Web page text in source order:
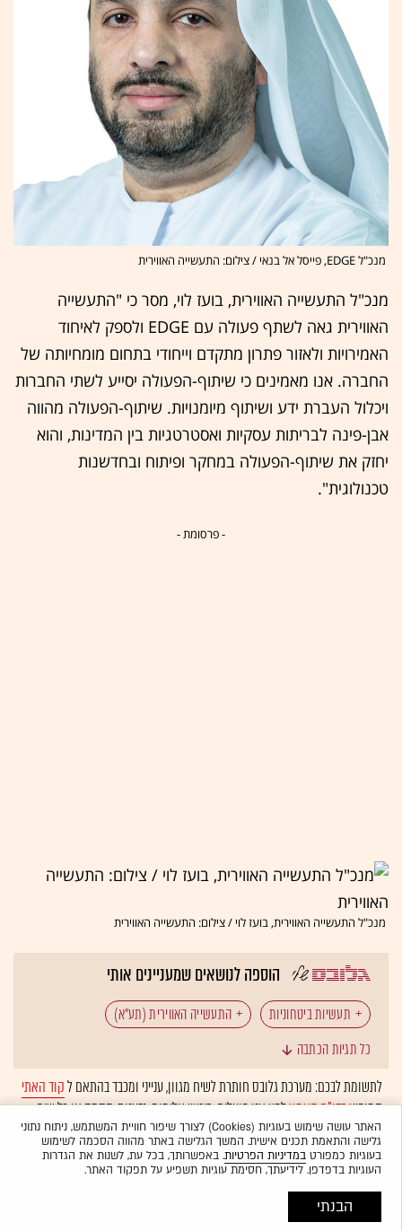
מנכ"ל EDGE, פייסל אל בנאי / צילום: התעשייה האווירית
מנכ"ל התעשייה האווירית, בועז לוי, מסר כי "התעשייה
האווירית גאה לשתף פעולה עם EDGE ולספק לאיחוד
האמירויות ולאזור פתרון מתקדם וייחודי בתחום מומחיותה של
החברה. אנו מאמינים כי שיתוף-הפעולה יסייע לשתי החברות
ויכלול העברת ידע ושיתוף מיומנויות. שיתוף-הפעולה מהווה
אבן-פינה לבריתות עסקיות ואסטרטגיות בין המדינות, והוא
יחזק את שיתוף-הפעולה במחקר ופיתוח ובחדשנות
טכנולוגית".
- פרסומת -
מנכ"ל התעשייה האווירית, בועז לוי / צילום: התעשייה האווירית
הוספה לנושאים שמעניינים אותי
תעשיות ביטחוניות התעשייה האווירית (תע"א)
איחוד האמירויות
כל תגיות הכתבה
לתשומת לבכם: מערכת גלובס חותרת לשיח מגוון, ענייני ומכבד בהתאם לקוד האתי
המופיעבדו"ח האמוןלפיו אנו פועלים. ביטויי אלימות, גזענות, הסתה או כל שיח
בלתי הולם אחר מסוננים בצורהאוטומטיתולא יפורסמו באתר.
האתר עושה שימוש בעוגיות (Cookies) לצורך שיפור חוויית המשתמש, ניתוח נתוני
גלישה והתאמת תכנים אישית. המשך הגלישה באתר מהווה הסכמה לשימוש
בעוגיות כמפורטבמדיניות הפרטיות. באפשרותך, בכל עת, לשנות את הגדרות
העוגיות בדפדפן. לידיעתך, חסימת עוגיות תשפיע על תפקוד האתר.
הבנתי